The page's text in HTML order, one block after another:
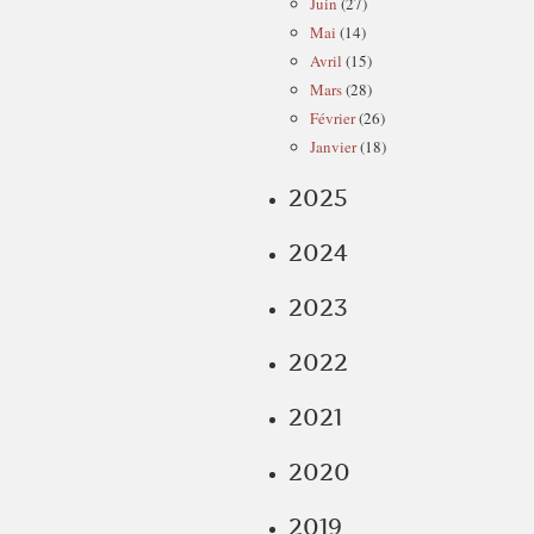
Mai (14)
Avril (15)
Mars(28)
Février(26)
Janvier(18)
2025
2024
2023
2022
2021
2020
2019